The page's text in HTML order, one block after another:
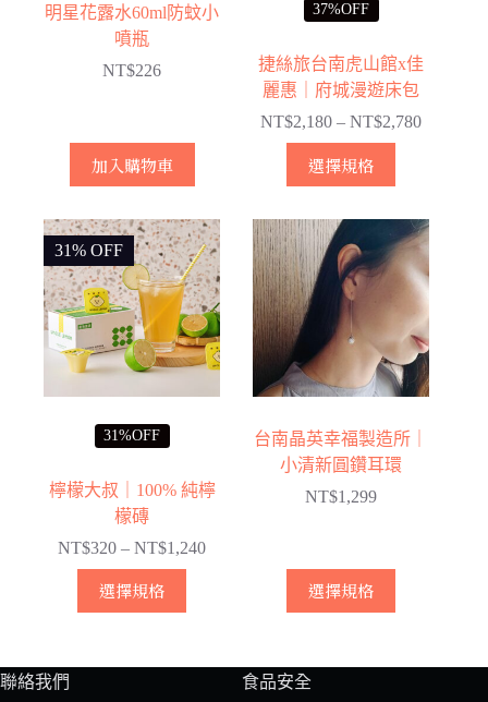
明星花露水60ml防蚊小
噴瓶
NT$226
加入購物車
37%OFF
捷絲旅台南虎山館x佳
麗惠｜府城漫遊床包
NT$2,180 – NT$2,780價
選擇規格
此
產
多
種
款
式。
可
在
品
頁
面
選
項
31% OFF
31%OFF
檸檬大叔｜100% 純檸
檬磚
NT$320 – NT$1,240價
選擇規格
此
產
台南晶英幸福製造所｜
小清新圓鑽耳環
NT$1,299
選擇規格
此
產
聯絡我們 食品安全